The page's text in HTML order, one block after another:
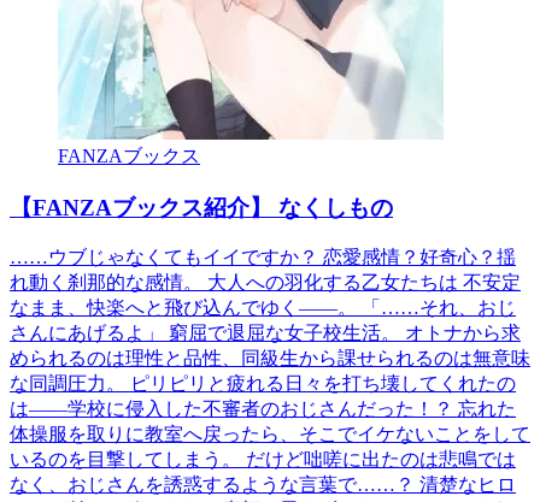
FANZAブックス
【FANZAブックス紹介】 なくしもの
……ウブじゃなくてもイイですか？ 恋愛感情？好奇心？揺
れ動く刹那的な感情。 大人への羽化する乙女たちは 不安定
なまま、快楽へと飛び込んでゆく――。 「……それ、おじ
さんにあげるよ」 窮屈で退屈な女子校生活。 オトナから求
められるのは理性と品性、同級生から課せられるのは無意味
な同調圧力。 ピリピリと疲れる日々を打ち壊してくれたの
は――学校に侵入した不審者のおじさんだった！？ 忘れた
体操服を取りに教室へ戻ったら、そこでイケないことをして
いるのを目撃してしまう。 だけど咄嗟に出たのは悲鳴では
なく、おじさんを誘惑するような言葉で……？ 清楚なヒロ